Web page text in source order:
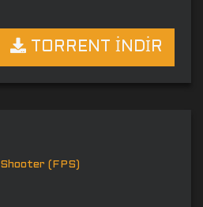
TORRENT İNDİR
Shooter (FPS)